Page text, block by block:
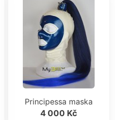
Principessa maska
4 000 Kč